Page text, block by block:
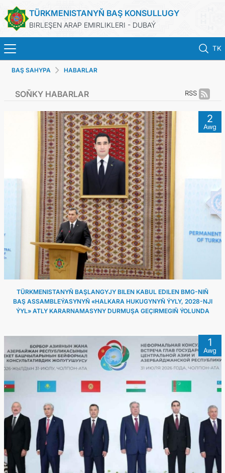
TÜRKMENISTANYŇ BAŞ KONSULLUGY
BIRLEŞEN ARAP EMIRLIKLERI - DUBAÝ
TK
BAŞ SAHYPA
TÜRKMENISTAN
KONSULLYK HYZMATLARY
ARAGATNAŞYK
DIM
BAŞ SAHYPA HABARLAR
RSS
SOŇKY HABARLAR
2
Awg
TÜRKMENISTANYŇ BAŞLANGYJY BILEN KABUL EDILEN BMG-NIŇ
BAŞ ASSAMBLEÝASYNYŇ «HALKARA HUKUGYNYŇ ÝYLY, 2028-NJI
ÝYL» ATLY KARARNAMASYNY DURMUŞA GEÇIRMEGIŇ ÝOLUNDA
1
Awg